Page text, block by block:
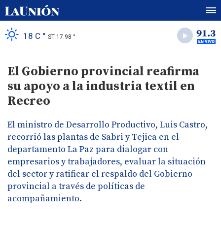
18 C ° ST 17.98 °
El Gobierno provincial reafirma
su apoyo a la industria textil en
Recreo
El ministro de Desarrollo Productivo, Luis Castro,
recorrió las plantas de Sabri y Tejica en el
departamento La Paz para dialogar con
empresarios y trabajadores, evaluar la situación
del sector y ratificar el respaldo del Gobierno
provincial a través de políticas de
acompañamiento.